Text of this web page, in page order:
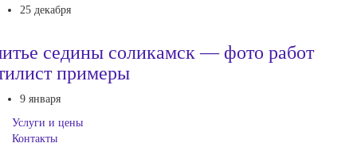
25 декабря
седины соликамск — фото работ
примеры
9 января
Услуги и цены
Контакты